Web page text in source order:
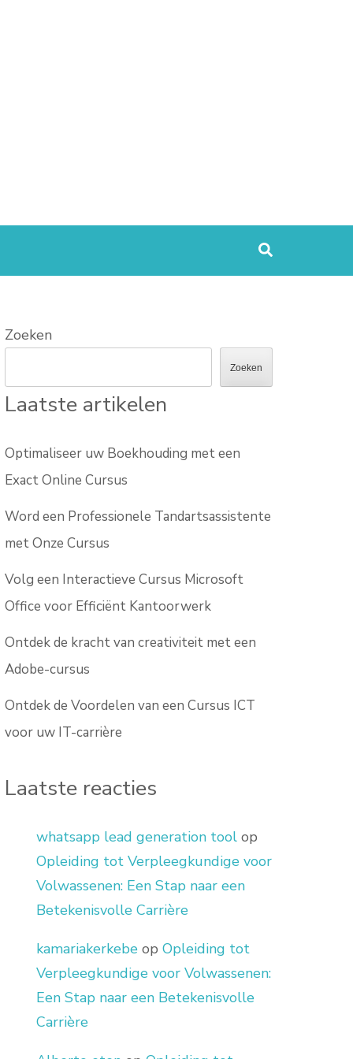
Zoeken
Zoeken
Laatste artikelen
Optimaliseer uw Boekhouding met een
Exact Online Cursus
Word een Professionele Tandartsassistente
met Onze Cursus
Volg een Interactieve Cursus Microsoft
Office voor Efficiënt Kantoorwerk
Ontdek de kracht van creativiteit met een
Adobe-cursus
Ontdek de Voordelen van een Cursus ICT
voor uw IT-carrière
Laatste reacties
whatsapp lead generation tool op
Opleiding tot Verpleegkundige voor
Volwassenen: Een Stap naar een
Betekenisvolle Carrière
kamariakerkebe opOpleiding tot
Verpleegkundige voor Volwassenen:
Een Stap naar een Betekenisvolle
Carrière